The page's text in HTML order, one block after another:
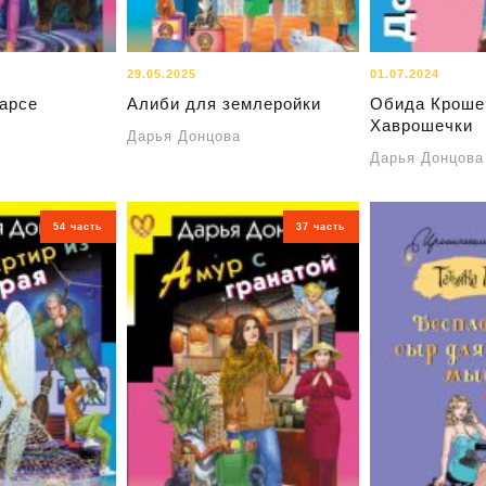
29.05.2025
Алиби для землеройки
Дарья Донцова
01.07.2024
Обида
Хаврошечки
Дарья Донцова
54 часть 37 часть